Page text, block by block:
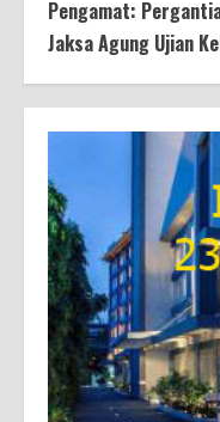
Pengamat:
Jaksa Agung Ujian